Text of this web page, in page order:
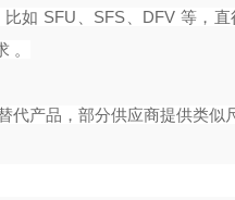
比如 SFU、SFS、DFV 等，
。
代产品，部分供应商提供类